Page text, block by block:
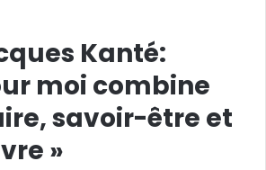
Kanté:
moi combine
savoir-être et
»